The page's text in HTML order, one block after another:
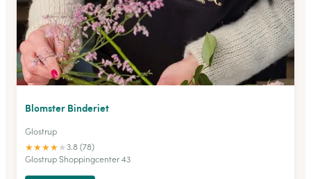
Blomster Binderiet
Glostrup
★★★★★3.8 (78)
Glostrup Shoppingcenter 43